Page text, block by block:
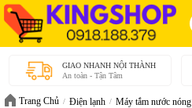
GIAO NHANH NỘI THÀNH
An toàn - Tận Tâm
Trang Chủ Điện lạnh Máy tắm nước nóng